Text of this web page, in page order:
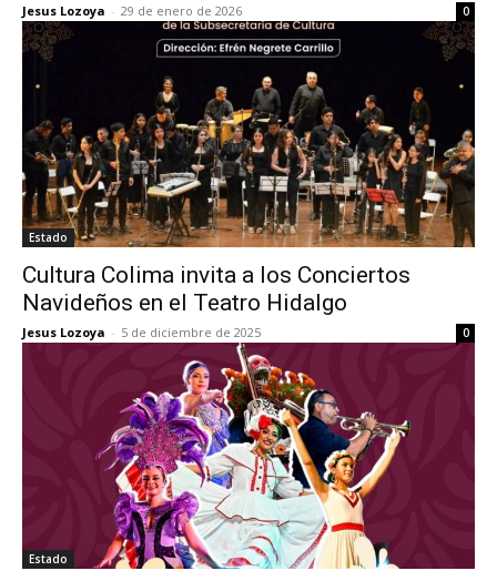
Jesus Lozoya - 29 de enero de 2026 0
Estado
Cultura Colima invita a los Conciertos
Navideños en el Teatro Hidalgo
Jesus Lozoya - 5 de diciembre de 2025 0
Estado